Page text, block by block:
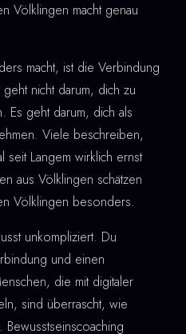
Völklingen macht genau
macht, ist die Verbindung
nicht darum, dich zu
Es geht darum, dich als
Viele beschreiben,
seit Langem wirklich ernst
aus Völklingen schätzen
Völklingen besonders.
unkompliziert. Du
und einen
die mit digitaler
sind überrascht, wie